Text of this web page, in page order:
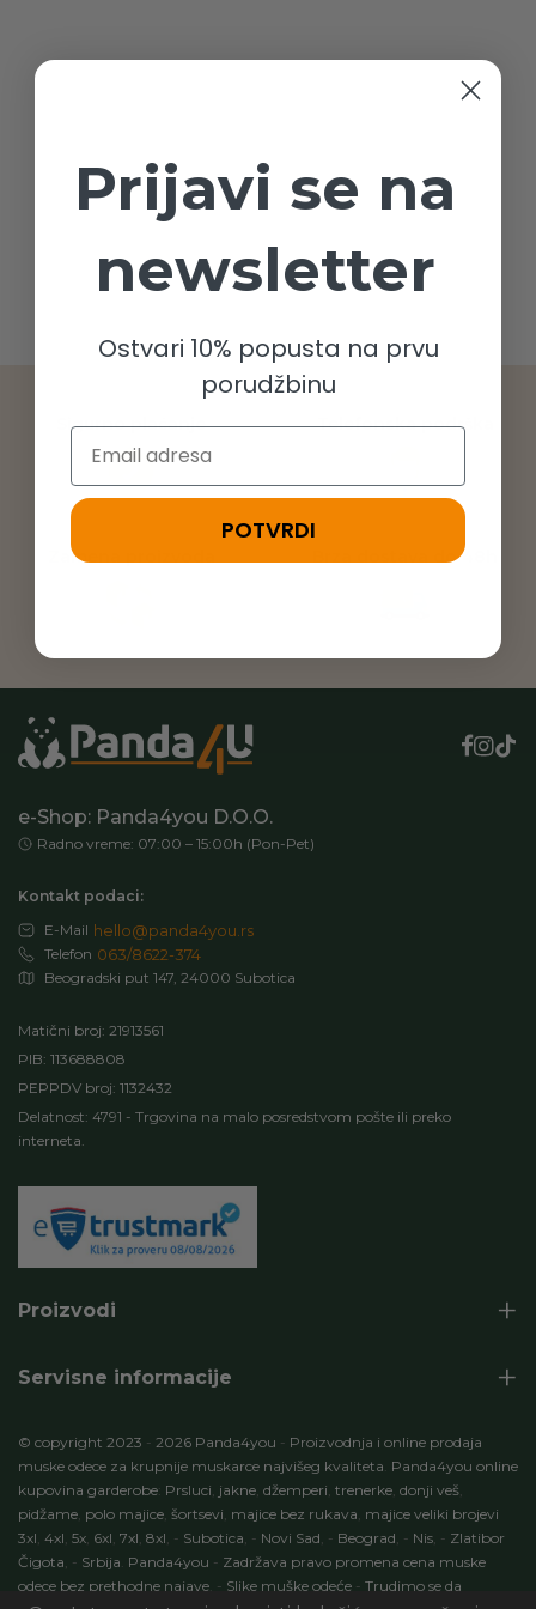
Sigurno plaćanje Telefonska podrška
Zamena proizvoda Brza dostava do 48h
e-Shop: Panda4you D.O.O.
Radno vreme: 07:00 – 15:00h (Pon-Pet)
Kontakt podaci:
E-Mail hello@panda4you.rs
Telefon 063/8622-374
Beogradski put 147, 24000 Subotica
Matični broj: 21913561
PIB: 113688808
PEPPDV broj: 1132432
Delatnost: 4791 - Trgovina na malo posredstvom pošte ili preko
interneta.
Proizvodi
Servisne informacije
© copyright 2023 - 2026 Panda4you - Proizvodnja i online prodaja
muske odece za krupnije muskarce najvišeg kvaliteta. Panda4you online
kupovina garderobe: Prsluci, jakne, džemperi, trenerke, donji veš,
pidžame, polo majice, šortsevi, majice bez rukava, majice veliki brojevi
3xl, 4xl, 5x, 6xl, 7xl, 8xl, - Subotica, - Novi Sad, - Beograd, - Nis, - Zlatibor
Čigota, - Srbija. Panda4you - Zadržava pravo promena cena muske
odece bez prethodne najave. - Slike muške odeće - Trudimo se da
Prijavi se na
newsletter
Ostvari 10% popusta na prvu
porudžbinu
Email
POTVRDI